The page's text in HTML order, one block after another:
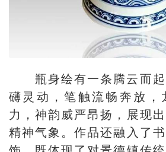
瓶身绘有一条腾云而
礴灵动，笔触流畅奔放，
力，神韵威严昂扬，展现
精神气象。作品还融入了